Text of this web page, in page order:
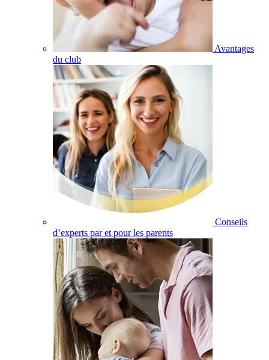
Avantages
du club
Conseils
d’experts par et pour les parents